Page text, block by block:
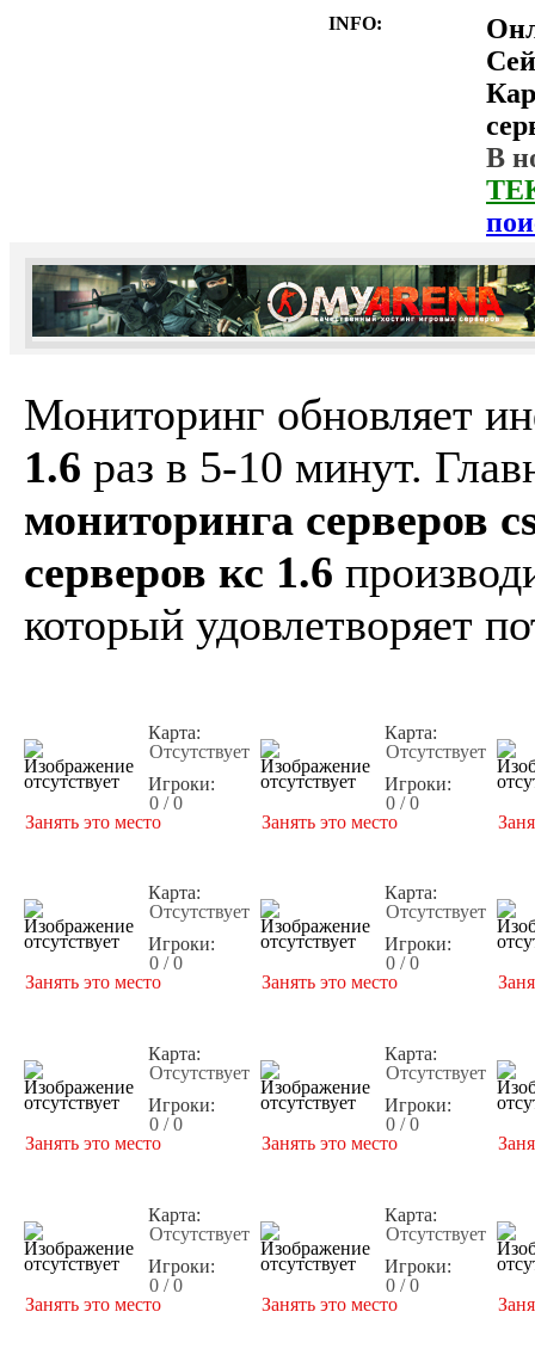
INFO:
В
Мониторинг обновляет
1.6 раз в 5-10 минут.
мониторинга серверов
серверов кс 1.6
который удовлетворяет
Карта:
Отсутствует
Игроки:
0 / 0
Занять это место
Карта:
Отсутствует
Игроки:
0 / 0
Занять это место
Карта:
Отсутствует
Игроки:
0 / 0
Занять это место
Карта:
Отсутствует
Игроки:
0 / 0
Занять это место
Карта:
Отсутствует
Игроки:
0 / 0
Занять это место
Карта:
Отсутствует
Игроки:
0 / 0
Занять это место
Карта:
Отсутствует
Игроки:
0 / 0
Занять это место
Карта:
Отсутствует
Игроки:
0 / 0
Занять это место